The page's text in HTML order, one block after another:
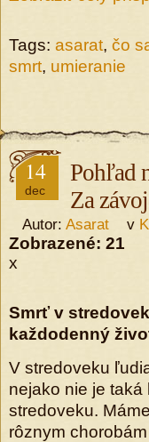
Tags: asarat, čo
smrt, umieranie
14
dec
Pohľad
Za
Autor: Asarat v
Zobrazené: 21
x
Smrť v
každodenný
V stredoveku
nejako nie je
stredoveku.
rôznym